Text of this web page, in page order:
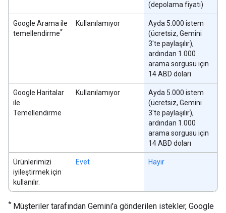
(depolama fiyatı)
Google Arama ile
temellendirme*
Kullanılamıyor
Ayda 5.000 istem
(ücretsiz, Gemini
3'te paylaşılır),
ardından 1.000
arama sorgusu için
14 ABD doları
Google Haritalar
ile
Temellendirme
Kullanılamıyor
Ayda 5.000 istem
(ücretsiz, Gemini
3'te paylaşılır),
ardından 1.000
arama sorgusu için
14 ABD doları
Ürünlerimizi
iyileştirmek için
kullanılır.
Evet Hayır
* Müşteriler tarafından Gemini'a gönderilen istekler, Google